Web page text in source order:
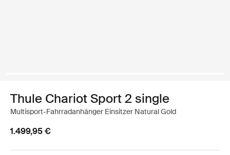
Thule Chariot Sport 2 single
Multisport-Fahrradanhänger Einsitzer Natural Gold
1.499,95 €